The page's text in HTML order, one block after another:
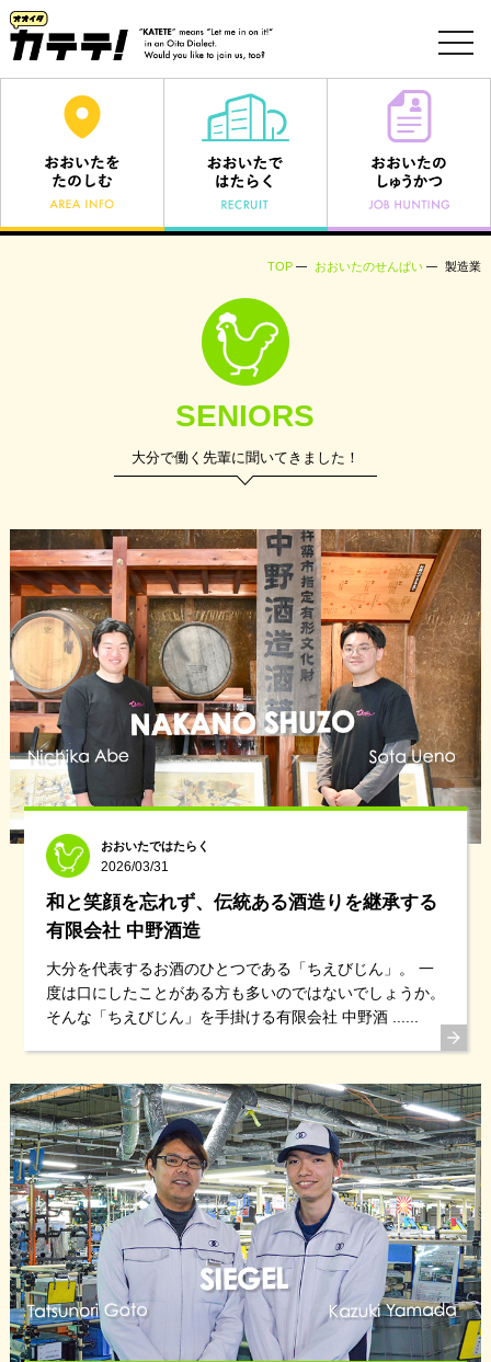
TOP おおいたのせんぱい 製造業
SENIORS
大分で働く先輩に聞いてきました！
おおいたではたらく
2026/03/31
和と笑顔を忘れず、伝統ある酒造りを継承する
有限会社 中野酒造
大分を代表するお酒のひとつである「ちえびじん」。 一
度は口にしたことがある方も多いのではないでしょうか。
そんな「ちえびじん」を手掛ける有限会社 中野酒 ......